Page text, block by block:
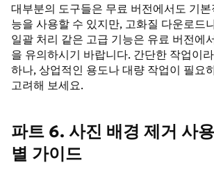
대부분의 도구들은 무료 버전에서도 기
능을 사용할 수 있지만, 고화질 다운로드
일괄 처리 같은 고급 기능은 유료 버전에
을 유의하시기 바랍니다. 간단한 작업이
하나, 상업적인 용도나 대량 작업이 필요
고려해 보세요.
파트 6. 사진 배경 제거 사
별 가이드